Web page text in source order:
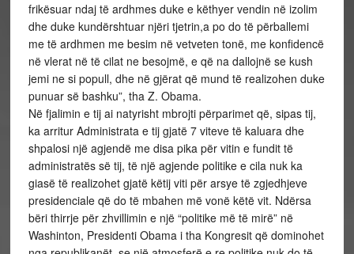
frikësuar ndaj të ardhmes duke e këthyer vendin në izolim
dhe duke kundërshtuar njëri tjetrin,a po do të përballemi
me të ardhmen me besim në vetveten tonë, me konfidencë
në vlerat në të cilat ne besojmë, e që na dallojnë se kush
jemi ne si popull, dhe në gjërat që mund të realizohen duke
punuar së bashku”, tha Z. Obama.
Në fjalimin e tij ai natyrisht mbrojti përparimet që, sipas tij,
ka arritur Administrata e tij gjatë 7 viteve të kaluara dhe
shpalosi një agjendë me disa pika për vitin e fundit të
administratës së tij, të një agjende politike e cila nuk ka
giasë të realizohet gjatë këtij viti për arsye të zgjedhjeve
presidenciale që do të mbahen më vonë këtë vit. Ndërsa
bëri thirrje për zhvillimin e një “politike më të mirë” në
Washinton, Presidenti Obama i tha Kongresit që dominohet